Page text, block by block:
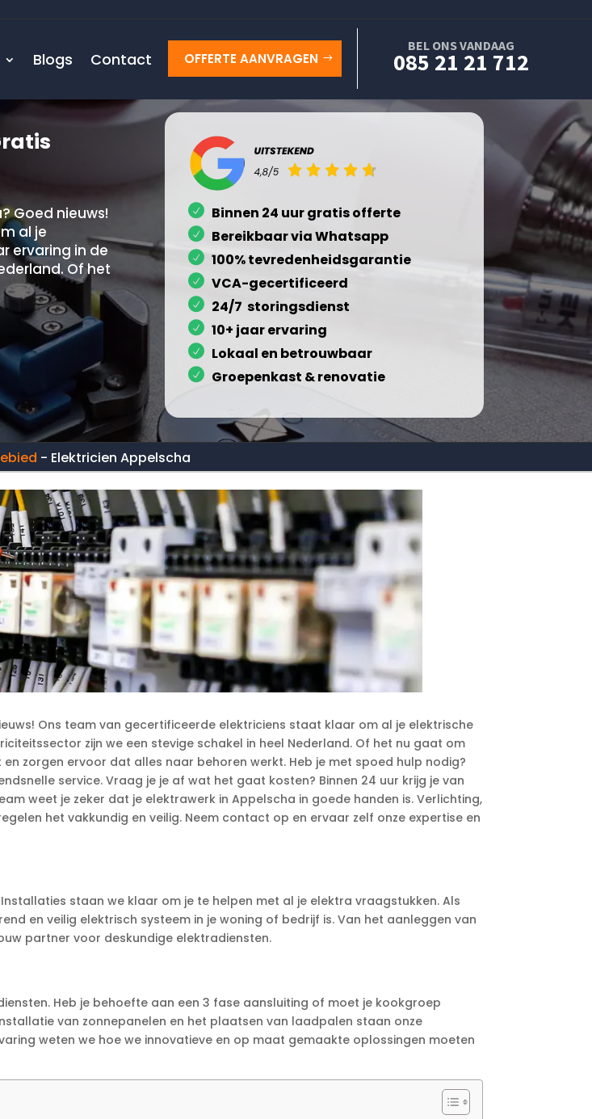
Blogs Contact OFFERTE AANVRAGEN
BEL ONS VANDAAG
085 21 21 712
Goed nieuws!
al je
ervaring in de
Of het
Binnen 24 uur gratis offerte
Bereikbaar via Whatsapp
100% tevredenheidsgarantie
VCA-gecertificeerd
24/7 storingsdienst
10+ jaar ervaring
Lokaal en betrouwbaar
Groepenkast & renovatie
- Elektricien Appelscha
Ons team van gecertificeerde elektriciens staat klaar om al je elektrische
zijn we een stevige schakel in heel Nederland. Of het nu gaat om
zorgen ervoor dat alles naar behoren werkt. Heb je met spoed hulp nodig?
service. Vraag je je af wat het gaat kosten? Binnen 24 uur krijg je van
weet je zeker dat je elektrawerk in Appelscha in goede handen is. Verlichting,
het vakkundig en veilig. Neem contact op en ervaar zelf onze expertise en
staan we klaar om je te helpen met al je elektra vraagstukken. Als
en veilig elektrisch systeem in je woning of bedrijf is. Van het aanleggen van
partner voor deskundige elektradiensten.
Heb je behoefte aan een 3 fase aansluiting of moet je kookgroep
van zonnepanelen en het plaatsen van laadpalen staan onze
weten we hoe we innovatieve en op maat gemaakte oplossingen moeten